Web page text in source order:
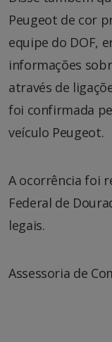
Peugeot de cor
equipe do DOF,
informações
através de
foi confirmada
veículo Peugeot.
A ocorrência foi
Federal de
legais.
Assessoria de